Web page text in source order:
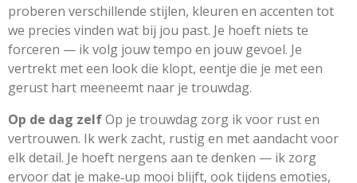
proberen verschillende stijlen, kleuren en accenten tot
we precies vinden wat bij jou past. Je hoeft niets te
forceren — ik volg jouw tempo en jouw gevoel. Je
vertrekt met een look die klopt, eentje die je met een
gerust hart meeneemt naar je trouwdag.
Op de dag zelfOp je trouwdag zorg ik voor rust en
vertrouwen. Ik werk zacht, rustig en met aandacht voor
elk detail. Je hoeft nergens aan te denken — ik zorg
ervoor dat je make‑up mooi blijft, ook tijdens emoties,